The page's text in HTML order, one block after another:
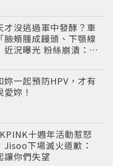
才沒逃過軍中發酵？車
臉頰腫成饅頭、下顎線
近況曝光 粉絲崩潰：空
妳一起預防HPV，才有
妳！
十週年活動惹怒
Jisoo下場滅火道歉：
讓你們失望